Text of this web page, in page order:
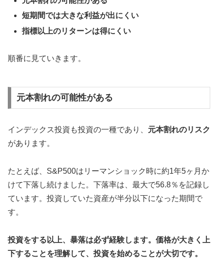
短期間では大きな利益が出にくい
指標以上のリターンは得にくい
順番に見ていきます。
元本割れの可能性がある
インデックス投資も投資の一種であり、 元本割れのリスク
があります。
たとえば、S&P500はリーマンショック時に約1年5ヶ月か
けて下落し続けました。下落率は、最大で56.8％を記録し
ています。投資していた資産が半分以下になった期間で
す。
投資をする以上、暴落は必ず経験します。 価格が大きく上
下することを理解して、投資を始めることが大切です。